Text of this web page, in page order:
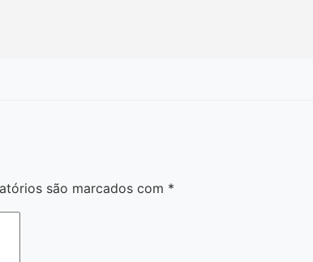
são marcados com *